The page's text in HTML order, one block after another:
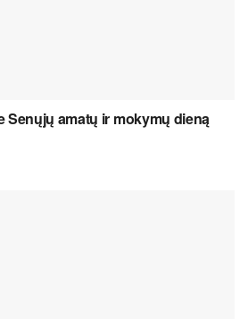
Senųjų amatų ir mokymų dieną